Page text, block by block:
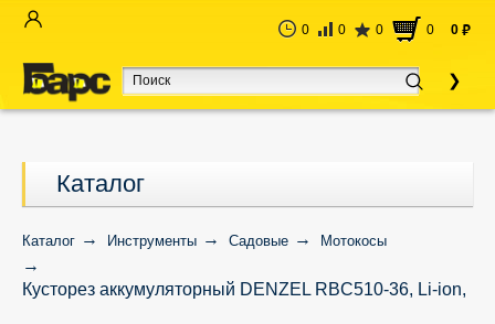
0 0 0 0 0 руб
Каталог
Каталог Инструменты Садовые Мотокосы
Кусторез аккумуляторный DENZEL RBC510-36, Li-ion,